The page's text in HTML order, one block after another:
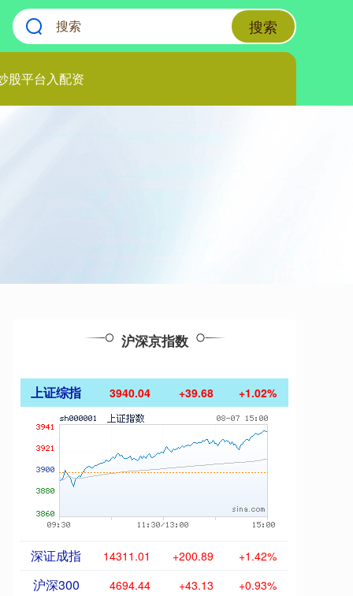
搜索
股平台入配资
沪深京指数
上证综指 3940.04 +39.68 +1.02%
深证成指 14311.01 +200.89 +1.42%
沪深300 4694.44 +43.13 +0.93%